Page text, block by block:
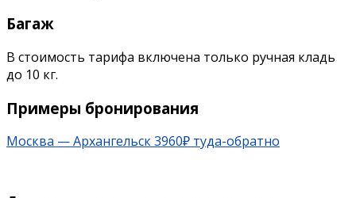
Багаж
В стоимость тарифа включена только ручная кладь
до 10 кг.
Примеры бронирования
Москва — Архангельск 3960₽ туда-обратно